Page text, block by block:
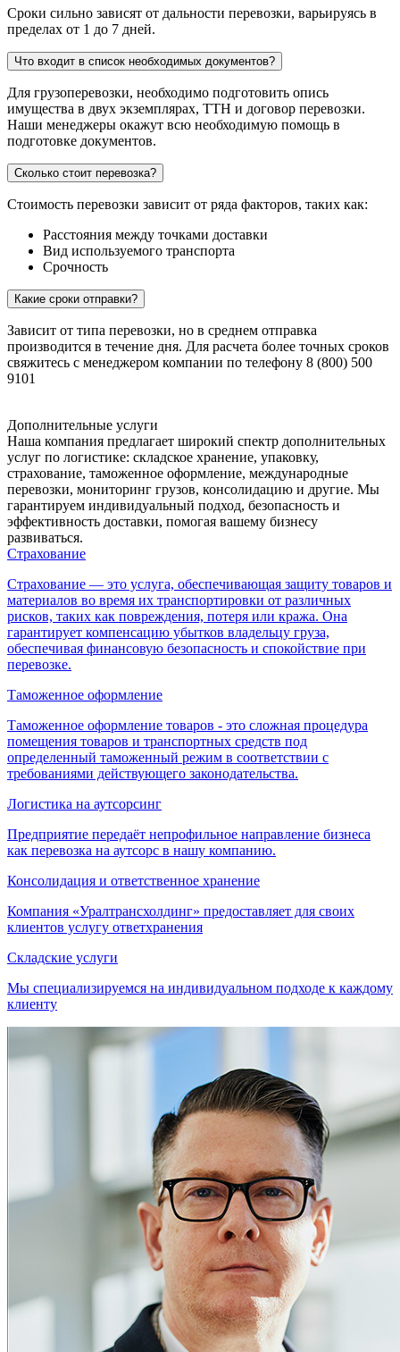
Сроки сильно зависят от дальности перевозки, варьируясь в
пределах от 1 до 7 дней.
Что входит в список необходимых документов?
Для грузоперевозки, необходимо подготовить опись
имущества в двух экземплярах, ТТН и договор перевозки.
Наши менеджеры окажут всю необходимую помощь в
подготовке документов.
Сколько стоит перевозка?
Стоимость перевозки зависит от ряда факторов, таких как:
Расстояния между точками доставки
Вид используемого транспорта
Срочность
Какие сроки отправки?
Зависит от типа перевозки, но в среднем отправка
производится в течение дня. Для расчета более точных сроков
свяжитесь с менеджером компании по телефону 8 (800) 500
9101
Дополнительные услуги
Наша компания предлагает широкий спектр дополнительных
услуг по логистике: складское хранение, упаковку,
страхование, таможенное оформление, международные
перевозки, мониторинг грузов, консолидацию и другие. Мы
гарантируем индивидуальный подход, безопасность и
эффективность доставки, помогая вашему бизнесу
развиваться.
Страхование
Страхование — это услуга, обеспечивающая защиту товаров и
материалов во время их транспортировки от различных
рисков, таких как повреждения, потеря или кража. Она
гарантирует компенсацию убытков владельцу груза,
обеспечивая финансовую безопасность и спокойствие при
перевозке.
Таможенное оформление
Таможенное оформление товаров - это сложная процедура
помещения товаров и транспортных средств под
определенный таможенный режим в соответствии с
требованиями действующего законодательства.
Логистика на аутсорсинг
Предприятие передаёт непрофильное направление бизнеса
как перевозка на аутсорс в нашу компанию.
Консолидация и ответственное хранение
Компания «Уралтрансхолдинг» предоставляет для своих
клиентов услугу ответхранения
Складские услуги
Мы специализируемся на индивидуальном подходе к каждому
клиенту